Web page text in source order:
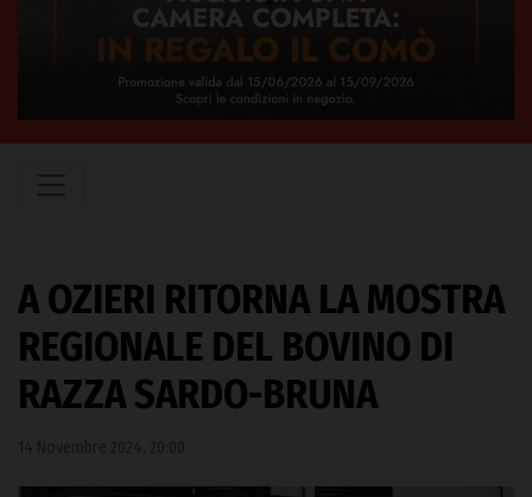
A OZIERI RITORNA LA MOSTRA
REGIONALE DEL BOVINO DI
RAZZA SARDO-BRUNA